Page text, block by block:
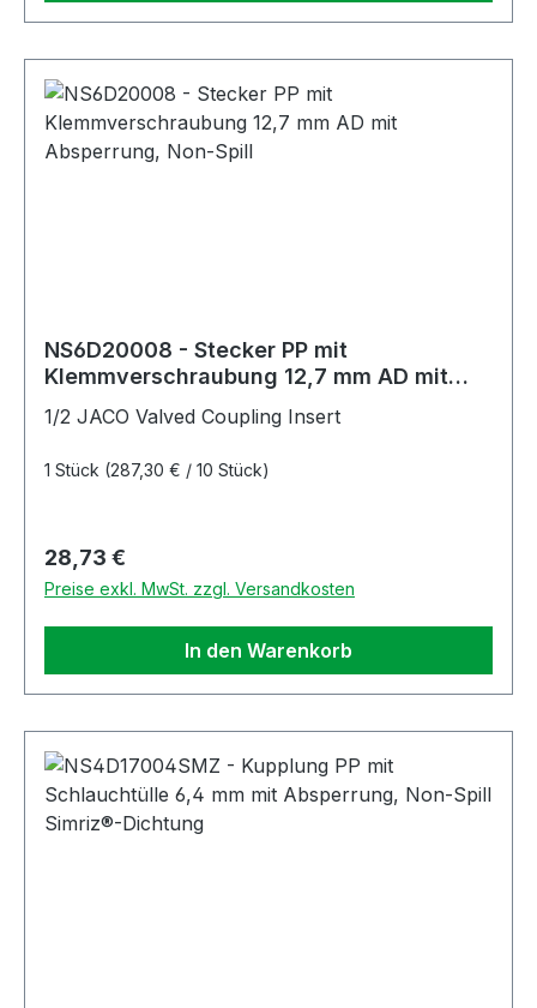
NS6D20008 - Stecker PP mit
Klemmverschraubung 12,7 mm AD mit
1/2 JACO Valved Coupling Insert
1 Stück (287,30 € / 10 Stück)
Regulärer Preis:
28,73 €
Preise exkl. MwSt. zzgl. Versandkosten
In den Warenkorb